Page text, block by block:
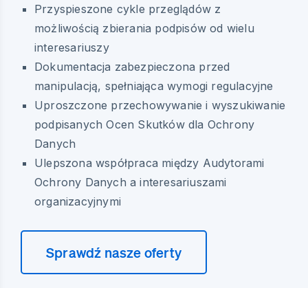
Przyspieszone cykle przeglądów z
możliwością zbierania podpisów od wielu
interesariuszy
Dokumentacja zabezpieczona przed
manipulacją, spełniająca wymogi regulacyjne
Uproszczone przechowywanie i wyszukiwanie
podpisanych Ocen Skutków dla Ochrony
Danych
Ulepszona współpraca między Audytorami
Ochrony Danych a interesariuszami
organizacyjnymi
Sprawdź nasze oferty